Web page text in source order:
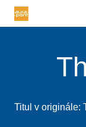
Titul v originále: